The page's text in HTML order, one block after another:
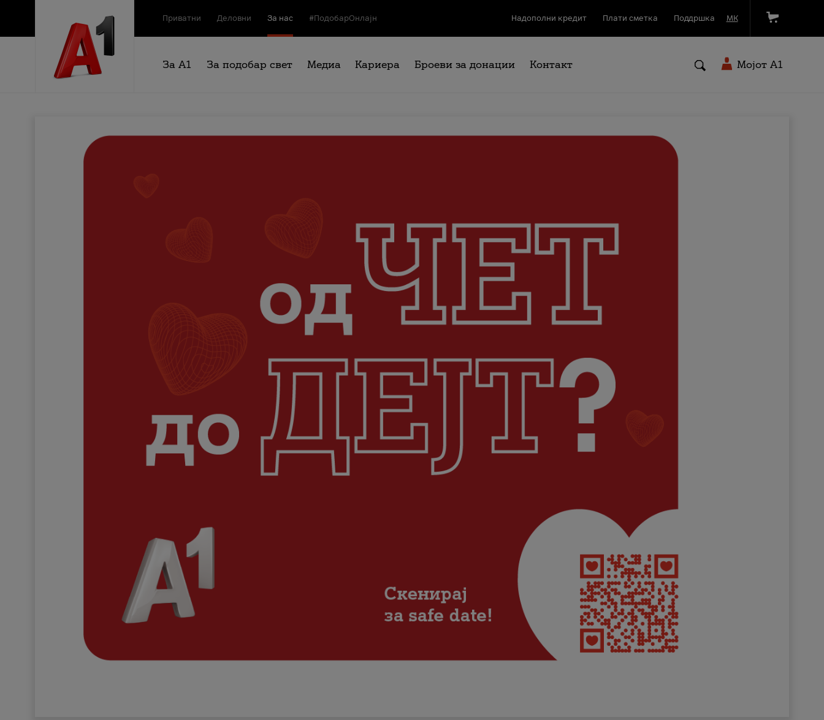
Приватни Деловни За нас #ПодобарОнлајн Надополни кредит Плати сметка Поддршка МК
За А1 За подобар свет Медиа Кариера Броеви за донации Контакт Мојот A1